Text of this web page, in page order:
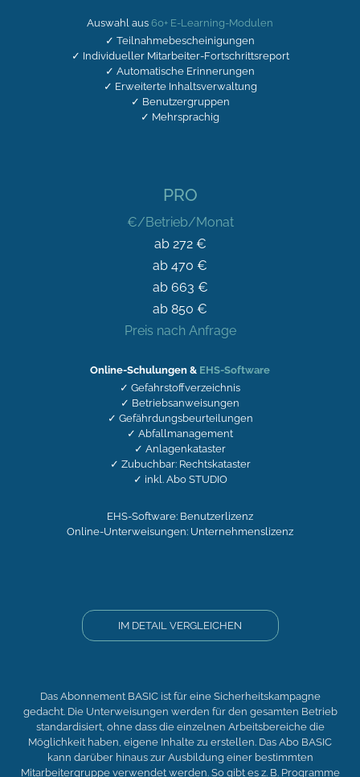
Auswahl aus 60+ E-Learning-Modulen
✓ Teilnahmebescheinigungen
✓ Individueller Mitarbeiter-Fortschrittsreport
✓ Automatische Erinnerungen
✓ Erweiterte Inhaltsverwaltung
✓ Benutzergruppen
✓ Mehrsprachig
PRO
€/Betrieb/Monat
ab 272 €
ab 470 €
ab 663 €
ab 850 €
Preis nach Anfrage
Online-Schulungen & EHS-Software
✓ Gefahrstoffverzeichnis
✓ Betriebsanweisungen
✓ Gefährdungsbeurteilungen
✓ Abfallmanagement
✓ Anlagenkataster
✓ Zubuchbar: Rechtskataster
✓ inkl. Abo STUDIO
EHS-Software: Benutzerlizenz
Online-Unterweisungen: Unternehmenslizenz
IM DETAIL VERGLEICHEN
Das Abonnement BASIC ist für eine Sicherheitskampagne
gedacht. Die Unterweisungen werden für den gesamten Betrieb
standardisiert, ohne dass die einzelnen Arbeitsbereiche die
Möglichkeit haben, eigene Inhalte zu erstellen. Das Abo BASIC
kann darüber hinaus zur Ausbildung einer bestimmten
Mitarbeitergruppe verwendet werden. So gibt es z. B. Programme